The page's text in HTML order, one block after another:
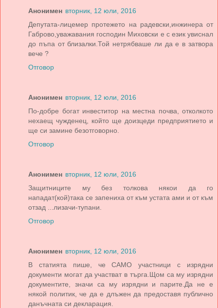
Анонимен вторник, 12 юли, 2016
Депутата-лицемер протежето на радевски,инжинера от
Габрово,уважавания господин Миховски е с език увиснал
до пъпа от близалки.Той нетрябваше ли да е в затвора
вече ?
Отговор
Анонимен вторник, 12 юли, 2016
По-добре богат инвеститор на местна почва, отколкото
нехаещ чужденец, който ще доизцеди предприятието и
ще си замине безотговорно.
Отговор
Анонимен вторник, 12 юли, 2016
Защитниците му без толкова някои да го
нападат(кой)така се запениха от към устата ами и от към
отзад ...лизачи-тупани.
Отговор
Анонимен вторник, 12 юли, 2016
В статията пише, че САМО участници с изрядни
документи могат да участват в търга.Щом са му изрядни
документите, значи са му изрядни и парите.Да не е
някой политик, че да е длъжен да предоставя публично
данъчната си декларация.